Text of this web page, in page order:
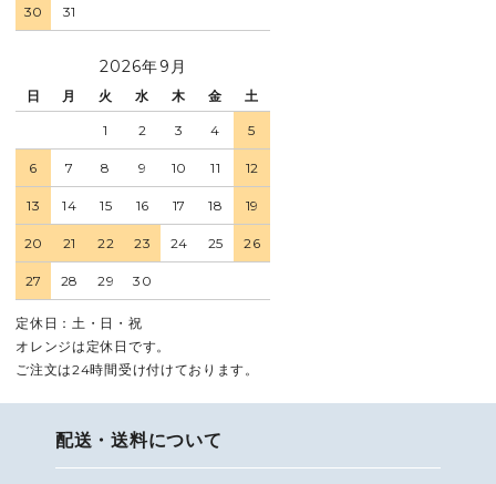
30 31
2026年9月
日 月 火 水 木 金 土
1 2 3 4 5
6 7 8 9 10 11 12
13 14 15 16 17 18 19
20 21 22 23 24 25 26
27 28 29 30
定休日：土・日・祝
オレンジは定休日です。
ご注文は24時間受け付けております。
配送・送料について